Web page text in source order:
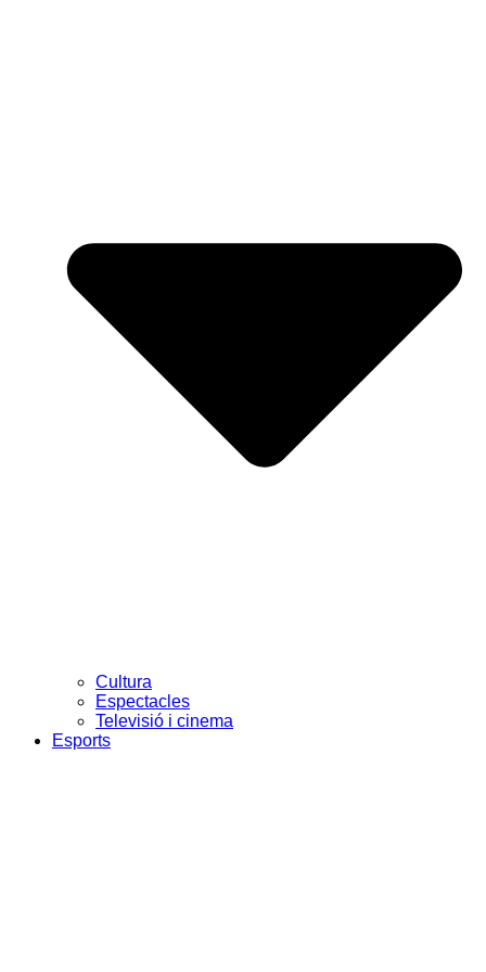
Cultura
Espectacles
Televisió i cinema
Esports